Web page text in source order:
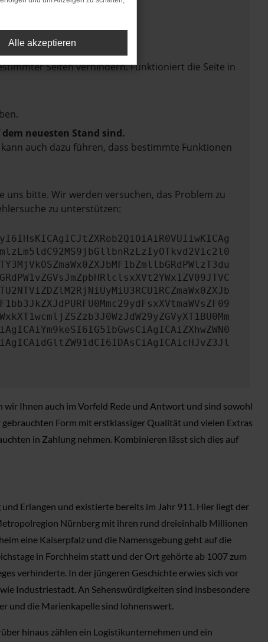
Seiten verhindern. Funktioniert die Seite in
neuesten Stand sind.
auch dazu führen, dass bestimmte Funktionen
bitte. Wir werden versuchen, das Problem zu
zu unterstützen:
wir Ihnen auch im Vorfeld Rede und Antwort und sind sowohl
Form mit erstklassiger Qualität und vielen Extras
in Zahlung nehmen. Kombinieren lässt sich dies auf
Erlangen und existierte bereits im Jahr 911. Hier liegt der
Nürnberg mit ihren rund dreieinhalb Millionen
eine Kaiserpfalz und die Namensgebung geht auf die
in Forchheim statt und der Ort gehörte ab 1007 zum
verhinderte. In der jüngeren Geschichte erwies sich vor
Industriestadt. An Sehenswürdigkeiten sind insbesondere
und die Marienkapelle sind lohnenswert.
hinaus zählen ein Logistikunternehmen und ein
Alle akzeptieren